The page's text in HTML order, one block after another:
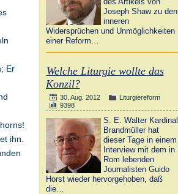
Er
ihn.
Joseph Shaw zu den
inneren
Widersprüchen und Unmöglichkeiten
einer Reform…
Welche Liturgie wollte das
Konzil?
30. Aug. 2012
Liturgiereform
9398
S. E. Walter Kardinal
Brandmüller hat
dieser Tage in einem
Interview mit dem in
Rom lebenden
Journalisten Guido
Horst wieder hervorgehoben, daß
die…